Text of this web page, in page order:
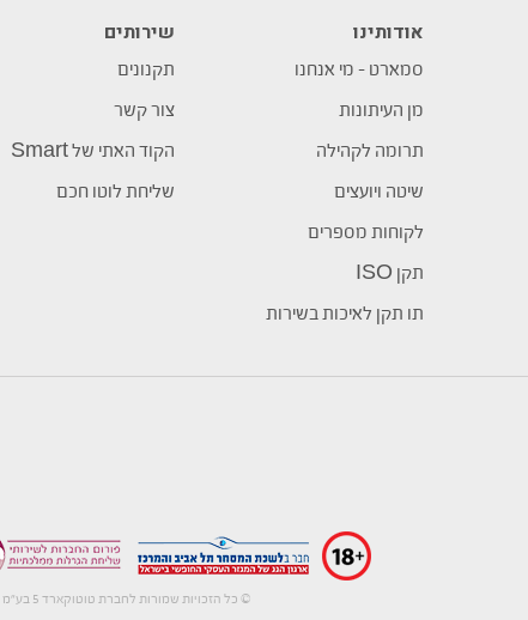
אודותינו
סמארט – מי אנחנו
מן העיתונות
תרומה לקהילה
שיטה ויועצים
לקוחות מספרים
תקן ISO
תו תקן לאיכות בשירות
שירותים
תקנונים
צור קשר
הקוד האתי של Smart
שליחת לוטו חכם
כל הזכויות שמורות לחברת טוטוקארד 5 בע"מ הפועלת בכפוף לתקן ©